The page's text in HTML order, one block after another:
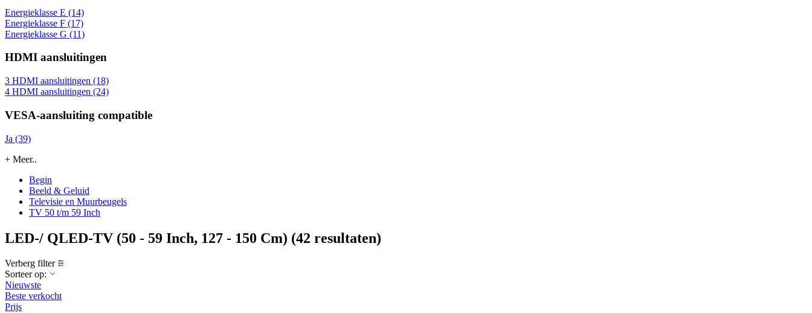
Energieklasse E (14)
Energieklasse F (17)
Energieklasse G (11)
HDMI aansluitingen
3 HDMI aansluitingen (18)
4 HDMI aansluitingen (24)
VESA-aansluiting compatible
Ja (39)
+ Meer..
Begin
Beeld & Geluid
Televisie en Muurbeugels
TV 50 t/m 59 Inch
LED-/ QLED-TV (50 - 59 Inch, 127 - 150 Cm) (42 resultaten)
Verberg filter
Sorteer op:
Nieuwste
Beste verkocht
Prijs